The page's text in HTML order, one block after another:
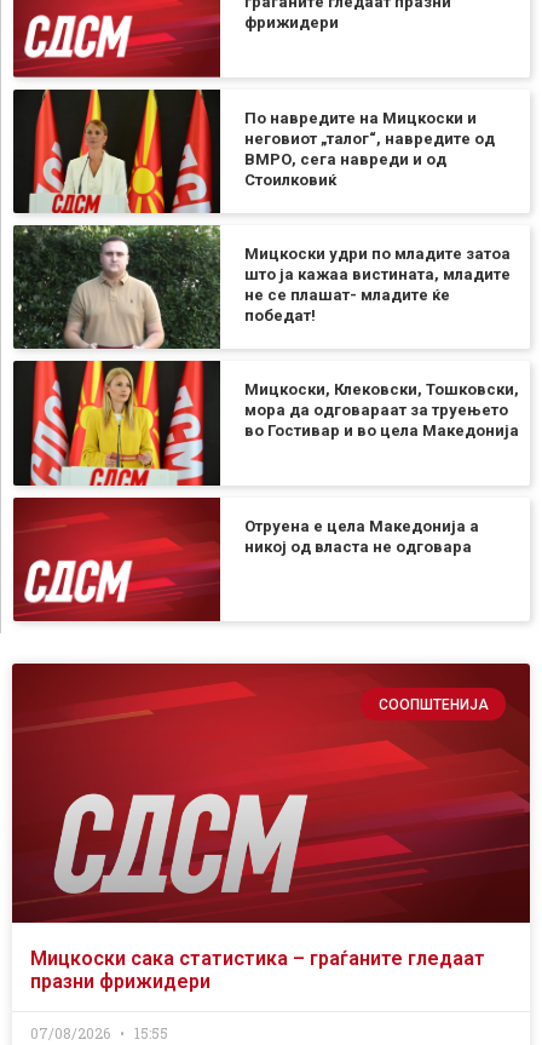
фрижидери
По навредите на Мицкоски и
неговиот „талог“, навредите од
ВМРО, сега навреди и од
Стоилковиќ
Мицкоски удри по младите затоа
што ја кажаа вистината, младите
не се плашат- младите ќе
победат!
Мицкоски, Клековски, Тошковски,
мора да одговараат за труењето
во Гостивар и во цела Македонија
Отруена е цела Македонија а
никој од власта не одговара
СООПШТЕНИЈА
Мицкоски сака статистика – граѓаните гледаат
празни фрижидери
07/08/2026 15:55